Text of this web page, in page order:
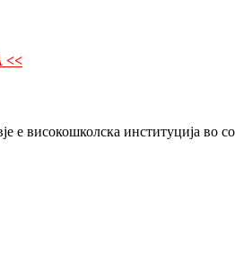
е високошколска институција во